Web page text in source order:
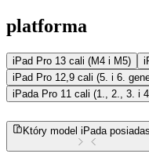
platforma
iPad Pro 13 cali (M4 i M5)
iPad Pro 12,9 cali (5. i 6.
iPada Pro 11 cali (1., 2., 3. i
Który model iPada